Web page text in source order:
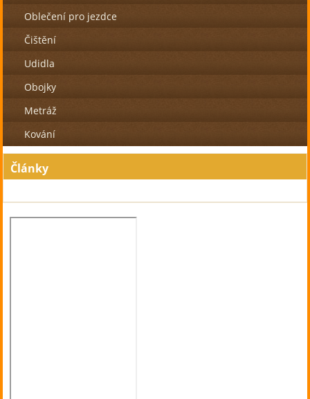
Oblečení pro jezdce
Čištění
Udidla
Obojky
Metráž
Kování
Články